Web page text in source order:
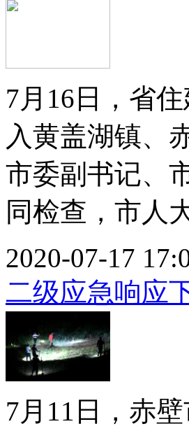
7月16日，省
入黄盖湖镇、
市委副书记、
同检查，市人
2020-07-17
二级应急响应
7月11日，赤